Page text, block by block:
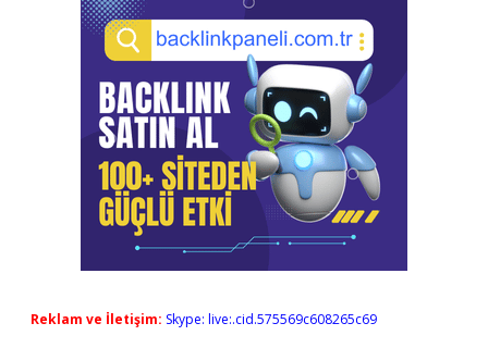
Reklam ve İletişim: Skype: live:.cid.575569c608265c69